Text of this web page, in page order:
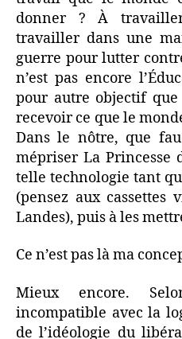
donner ? À
travailler dans une
guerre pour lutter
n’est pas encore
pour autre objectif
recevoir ce que le
Dans le nôtre, que
mépriser La Princesse
telle technologie tant
(pensez aux cassettes
Landes), puis à les
Ce n’est pas là ma
Mieux encore.
incompatible avec la
de l’idéologie du